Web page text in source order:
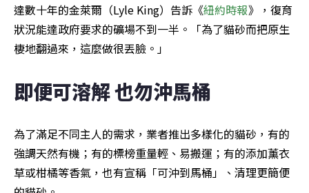
達數十年的金萊爾（Lyle King）告訴《紐約時報》，復育
狀況能達政府要求的礦場不到一半。「為了貓砂而把原生
棲地翻過來，這麼做很丟臉。」
即便可溶解 也勿沖馬桶
為了滿足不同主人的需求，業者推出多樣化的貓砂，有的
強調天然有機；有的標榜重量輕、易搬運；有的添加薰衣
草或柑橘等香氣，也有宣稱「可沖到馬桶」、清理更簡便